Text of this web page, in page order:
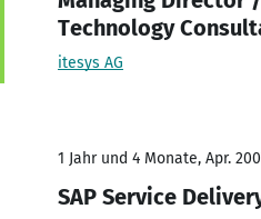
Technology
itesys AG
1 Jahr und 4 Monate, Apr.
SAP Service